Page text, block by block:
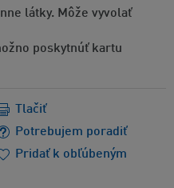
látky. Môže vyvolať
poskytnúť kartu
Potrebujem poradiť
Tlačiť
Pridať k obľúbeným